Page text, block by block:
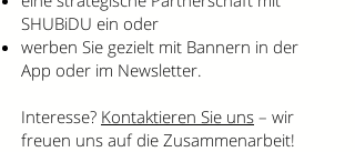
SHUBiDU ein oder
werben Sie gezielt mit Bannern in der
App oder im Newsletter.
Interesse? Kontaktieren Sie uns – wir
freuen uns auf die Zusammenarbeit!